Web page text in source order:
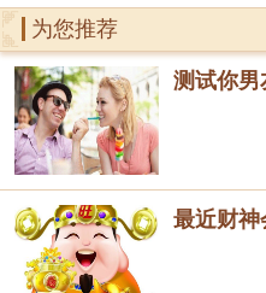
为您推荐
测试你男
最近财神